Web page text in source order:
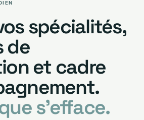
spécialités,
de
et cadre
s’efface.